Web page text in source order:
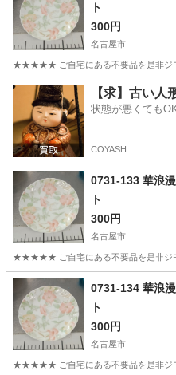
ト
300円
名古屋市
★★★★★ ご自宅にある不要品を是非ジモ
愛知 名古屋市 食器 現地
【求】古い人
状態が悪くても
COYASH
0731-133 華浪
ト
300円
名古屋市
★★★★★ ご自宅にある不要品を是非ジモ
愛知 名古屋市 現地
0731-134 華浪
ト
300円
名古屋市
★★★★★ ご自宅にある不要品を是非ジモ